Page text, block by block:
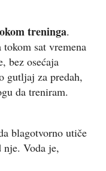
treninga.
sat vremena
bez osećaja
gutljaj za predah,
da treniram.
blagotvorno utiče
nje. Voda je,